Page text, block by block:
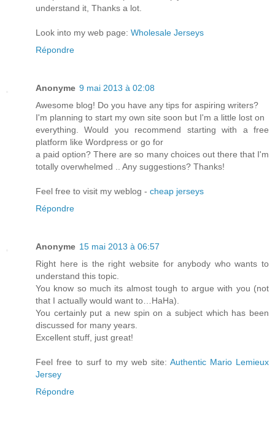
understand it, Thanks a lot.
Look into my web page: Wholesale Jerseys
Répondre
Anonyme 9 mai 2013 à 02:08
Awesome blog! Do you have any tips for aspiring writers?
I'm planning to start my own site soon but I'm a little lost on
everything. Would you recommend starting with a free
platform like Wordpress or go for
a paid option? There are so many choices out there that I'm
totally overwhelmed .. Any suggestions? Thanks!
Feel free to visit my weblog - cheap jerseys
Répondre
Anonyme 15 mai 2013 à 06:57
Right here is the right website for anybody who wants to
understand this topic.
You know so much its almost tough to argue with you (not
that I actually would want to…HaHa).
You certainly put a new spin on a subject which has been
discussed for many years.
Excellent stuff, just great!
Feel free to surf to my web site: Authentic Mario Lemieux
Jersey
Répondre